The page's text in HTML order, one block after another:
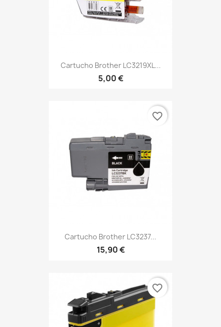
Cartucho Brother LC3219XL...
5,00 €
Cartucho Brother LC3237...
15,90 €
favorite_border
favorite_border